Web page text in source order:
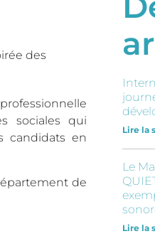
des
sociales qui
candidats en
de
Lire la
Le
Lire la